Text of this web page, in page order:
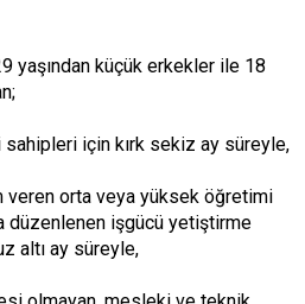
yaşından küçük erkekler ile 18
için kırk sekiz ay süreyle,
orta veya yüksek öğretimi
düzenlenen işgücü yetiştirme
altı ay süreyle,